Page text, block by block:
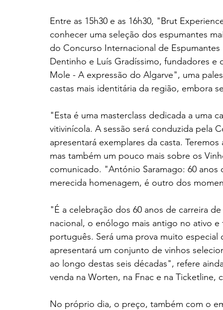
Entre as 15h30 e as 16h30, "Brut
conhecer uma seleção dos espumantes
do Concurso Internacional de
Dentinho e Luís Gradíssimo, fundadores
Mole - A expressão do Algarve", uma
castas mais identitária da região, embora
"Esta é uma masterclass dedicada a uma
vitivinícola. A sessão será conduzida pela
apresentará exemplares da casta.
mas também um pouco mais sobre os
comunicado. "António Saramago: 60 anos
merecida homenagem, é outro dos
"É a celebração dos 60 anos de carreira
nacional, o enólogo mais antigo no ativo
português. Será uma prova muito
apresentará um conjunto de vinhos
ao longo destas seis décadas", refere
venda na Worten, na Fnac e na Ticketline,
No próprio dia, o preço, também com o